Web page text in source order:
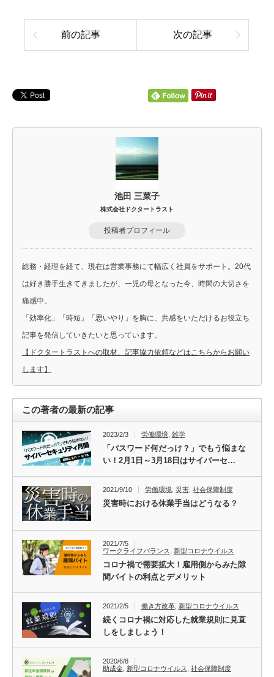
前の記事 次の記事
池田 三菜子
株式会社ドクタートラスト
投稿者プロフィール
総務・経理を経て、現在は営業事務にて幅広く社員をサポート。20代
は好き勝手生きてきましたが、一児の母となった今、時間の大切さを
痛感中。
「効率化」「時短」「思いやり」を胸に、共感をいただけるお役立ち
記事を発信していきたいと思っています。
【ドクタートラストへの取材、記事協力依頼などはこちらからお願い
します】
この著者の最新の記事
2023/2/3 労働環境 雑学
「パスワード何だっけ？」でもう悩まな
い！2月1日～3月18日はサイバーセ…
2021/9/10 労働環境 災害, 社会保障制度
災害時における休業手当はどうなる？
2021/7/5
ワークライフバランス
新型コロナウイルス
コロナ禍で需要拡大！雇用側からみた隙
間バイトの利点とデメリット
2021/2/5 働き方改革, 新型コロナウイルス
続くコロナ禍に対応した就業規則に見直
しをしましょう！
2020/6/8
助成金, 新型コロナウイルス 社会保障制度